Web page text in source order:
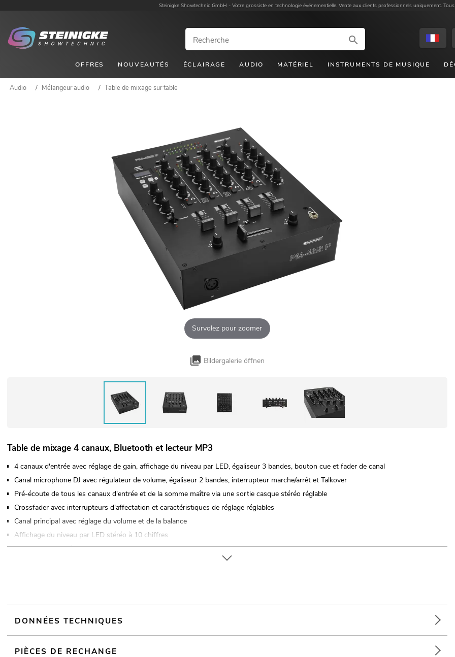
Steinigke Showtechnic GmbH - Votre grossiste en technologie événementielle. Vente aux clients professionnels uniquement.
OFFRES NOUVEAUTÉS ÉCLAIRAGE AUDIO MATÉRIEL INSTRUMENTS DE MUSIQUE
Audio / Mélangeur audio / Table de mixage sur table
Survolez pour zoomer
Bildergalerie öffnen
Table de mixage 4 canaux, Bluetooth et lecteur MP3
4 canaux d'entrée avec réglage de gain, affichage du niveau par LED, égaliseur 3 bandes, bouton cue et fader de canal
Canal microphone DJ avec régulateur de volume, égaliseur 2 bandes, interrupteur marche/arrêt et Talkover
Pré-écoute de tous les canaux d'entrée et de la somme maître via une sortie casque stéréo réglable
Crossfader avec interrupteurs d'affectation et caractéristiques de réglage réglables
Canal principal avec réglage du volume et de la balance
Affichage du niveau par LED stéréo à 10 chiffres
Sortie moniteur réglable
Boîtier du pupitre
Pour des domaines d'application tels que: Cave aménagée pour les fêtes; DJ itinérants / artistes solos; usage portable
lecteur audio
DONNÉES TECHNIQUES
PIÈCES DE RECHANGE